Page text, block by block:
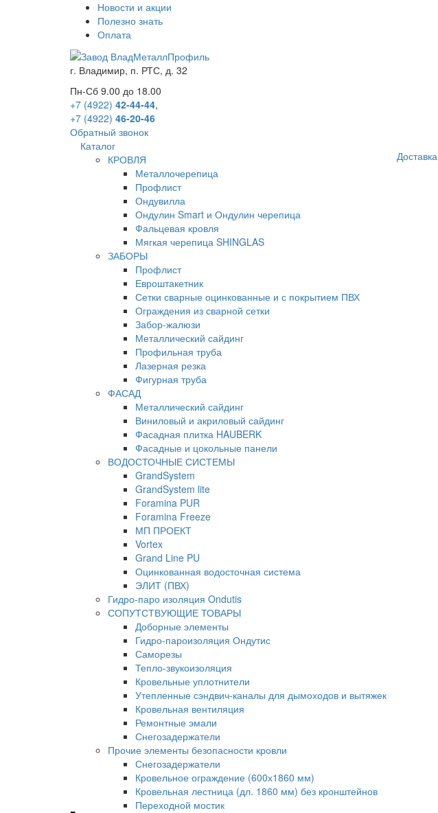
Новости и акции
Полезно знать
Оплата
г. Владимир, п. РТС, д. 32
Пн-Сб 9.00 до 18.00
+7 (4922) 42-44-44,
+7 (4922) 46-20-46
Обратный звонок
Каталог
КРОВЛЯ
Металлочерепица
Профлист
Ондувилла
Ондулин Smart и Ондулин черепица
Фальцевая кровля
Мягкая черепица SHINGLAS
ЗАБОРЫ
Профлист
Евроштакетник
Сетки сварные оцинкованные и с покрытием ПВХ
Ограждения из сварной сетки
Забор-жалюзи
Металлический сайдинг
Профильная труба
Лазерная резка
Фигурная труба
ФАСАД
Металлический сайдинг
Виниловый и акриловый сайдинг
Фасадная плитка HAUBERK
Фасадные и цокольные панели
ВОДОСТОЧНЫЕ СИСТЕМЫ
GrandSystem
GrandSystem lite
Foramina PUR
Foramina Freeze
МП ПРОЕКТ
Vortex
Grand Line PU
Оцинкованная водосточная система
ЭЛИТ (ПВХ)
Гидро-паро изоляция Ondutis
СОПУТСТВУЮЩИЕ ТОВАРЫ
Доборные элементы
Гидро-пароизоляция Ондутис
Саморезы
Тепло-звукоизоляция
Кровельные уплотнители
Утепленные сэндвич-каналы для дымоходов и вытяжек
Кровельная вентиляция
Ремонтные эмали
Снегозадержатели
Прочие элементы безопасности кровли
Снегозадержатели
Кровельное ограждение (600х1860 мм)
Кровельная лестница (дл. 1860 мм) без кронштейнов
Переходной мостик
Доставка